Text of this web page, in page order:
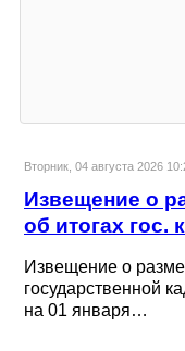
Вторник, 04 августа 2026
Извещение о
об итогах гос.
Извещение о
государственной
на 01 января…